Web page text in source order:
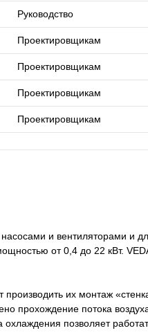
Руководство
Проектировщикам
Проектировщикам
Проектировщикам
Проектировщикам
и вентиляторами и
от 0,4 до 22 кВт.
их монтаж
прохождение потока
позволяет